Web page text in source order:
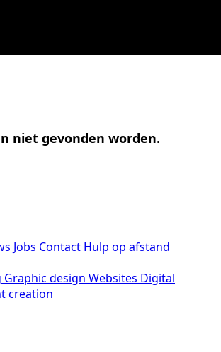
niet gevonden worden.
Jobs Contact Hulp op afstand
Graphic design Websites Digital
creation